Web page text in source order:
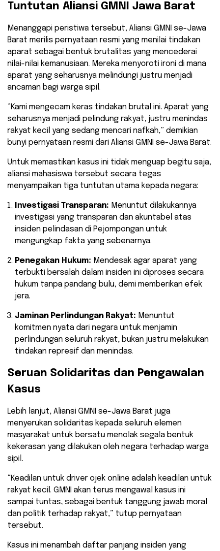
​Tuntutan Aliansi GMNI Jawa Barat
​Menanggapi peristiwa tersebut, Aliansi GMNI se-Jawa
Barat merilis pernyataan resmi yang menilai tindakan
aparat sebagai bentuk brutalitas yang mencederai
nilai-nilai kemanusiaan. Mereka menyoroti ironi di mana
aparat yang seharusnya melindungi justru menjadi
ancaman bagi warga sipil.
​“Kami mengecam keras tindakan brutal ini. Aparat yang
seharusnya menjadi pelindung rakyat, justru menindas
rakyat kecil yang sedang mencari nafkah,” demikian
bunyi pernyataan resmi dari Aliansi GMNI se-Jawa Barat.
​Untuk memastikan kasus ini tidak menguap begitu saja,
aliansi mahasiswa tersebut secara tegas
menyampaikan tiga tuntutan utama kepada negara:
Investigasi Transparan: Menuntut dilakukannya
investigasi yang transparan dan akuntabel atas
insiden pelindasan di Pejompongan untuk
mengungkap fakta yang sebenarnya.
Penegakan Hukum: Mendesak agar aparat yang
terbukti bersalah dalam insiden ini diproses secara
hukum tanpa pandang bulu, demi memberikan efek
jera.
Jaminan Perlindungan Rakyat: Menuntut
komitmen nyata dari negara untuk menjamin
perlindungan seluruh rakyat, bukan justru melakukan
tindakan represif dan menindas.
​Seruan Solidaritas dan Pengawalan
Kasus
​Lebih lanjut, Aliansi GMNI se-Jawa Barat juga
menyerukan solidaritas kepada seluruh elemen
masyarakat untuk bersatu menolak segala bentuk
kekerasan yang dilakukan oleh negara terhadap warga
sipil.
​“Keadilan untuk driver ojek online adalah keadilan untuk
rakyat kecil. GMNI akan terus mengawal kasus ini
sampai tuntas, sebagai bentuk tanggung jawab moral
dan politik terhadap rakyat,” tutup pernyataan
tersebut.
​Kasus ini menambah daftar panjang insiden yang